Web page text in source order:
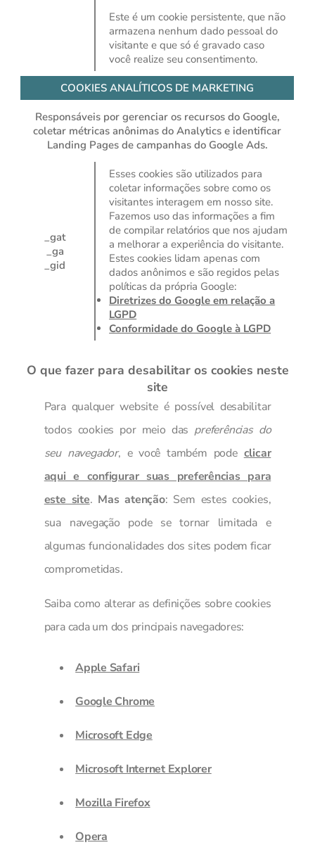
Este é um cookie persistente, que não
armazena nenhum dado pessoal do
visitante e que só é gravado caso
você realize seu consentimento.
COOKIES ANALÍTICOS DE MARKETING
Responsáveis por gerenciar os recursos do Google,
coletar métricas anônimas do Analytics e identificar
Landing Pages de campanhas do Google Ads.
_gat
_ga
_gid
Esses cookies são utilizados para
coletar informações sobre como os
visitantes interagem em nosso site.
Fazemos uso das informações a fim
de compilar relatórios que nos ajudam
a melhorar a experiência do visitante.
Estes cookies lidam apenas com
dados anônimos e são regidos pelas
políticas da própria Google:
Diretrizes do Google em relação a
LGPD
Conformidade do Google à LGPD
O que fazer para desabilitar os cookies neste
site
Para qualquer website é possível desabilitar
todos cookies por meio das preferências do
seu navegador, e você também pode clicar
aqui e configurar suas preferências para
este site. Mas atenção: Sem estes cookies,
sua navegação pode se tornar limitada e
algumas funcionalidades dos sites podem ficar
comprometidas.
Saiba como alterar as definições sobre cookies
para cada um dos principais navegadores:
Apple Safari
Google Chrome
Microsoft Edge
Microsoft Internet Explorer
Mozilla Firefox
Opera